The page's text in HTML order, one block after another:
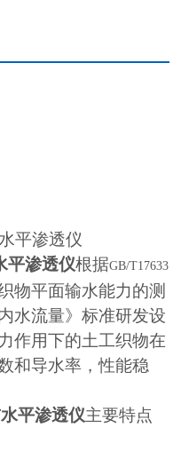
平渗透仪
平渗透仪根据GB/T17633
物平面输水能力的测
水流量》标准研发设
作用下的土工织物在
和导水率，性能稳
平渗透仪主要特点